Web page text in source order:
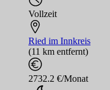
Vollzeit
Ried im Innkreis
(11 km entfernt)
2732.2 €/Monat